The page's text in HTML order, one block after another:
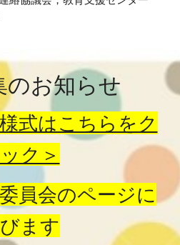
のお知らせ
式はこちらをク
ク＞
員会のページに
ます